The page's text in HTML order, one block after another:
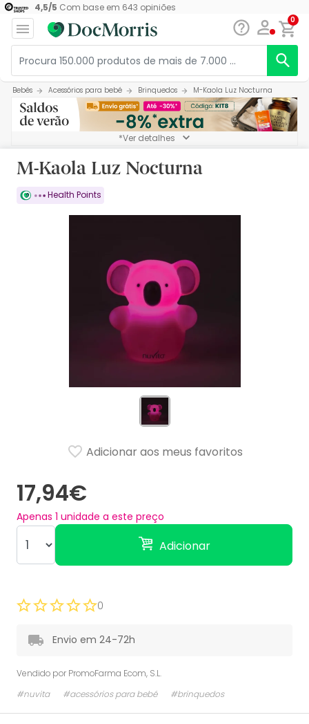
4,5/5 Com base em 643 opiniões
0
Bebés Acessórios para bebé Brinquedos M-Kaola Luz Nocturna
*Ver detalhes
M-Kaola Luz Nocturna
Health Points
17,94€
Apenas 1 unidade a este preço
Adicionar
Adicionar aos meus favoritos
0
Envio em 24-72h
Vendido por PromoFarma Ecom, S.L.
#nuvita
#acessórios para bebé #brinquedos